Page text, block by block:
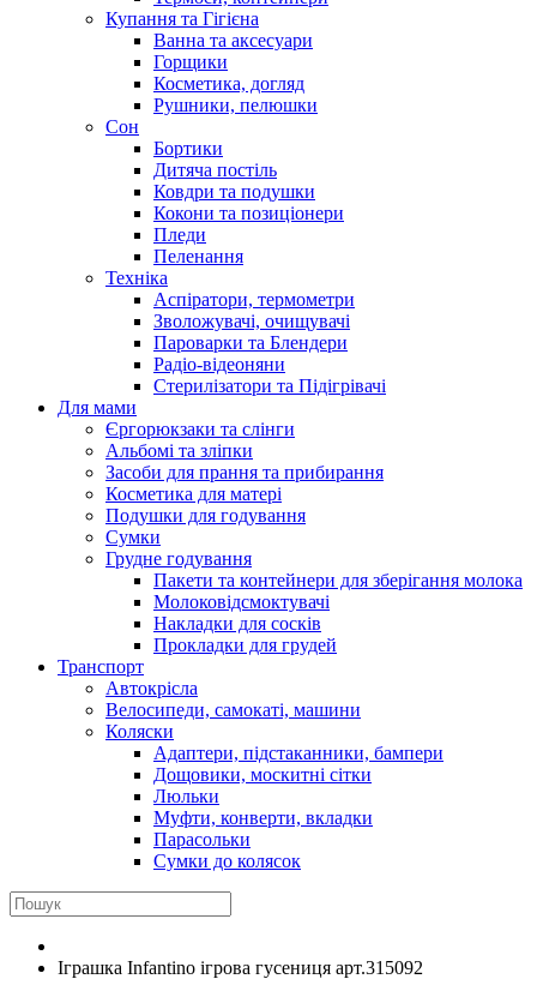
Купання та Гігієна
Ванна та аксесуари
Горщики
Косметика, догляд
Рушники, пелюшки
Сон
Бортики
Дитяча постіль
Ковдри та подушки
Кокони та позиціонери
Пледи
Пеленання
Техніка
Аспіратори, термометри
Зволожувачі, очищувачі
Пароварки та Блендери
Радіо-відеоняни
Стерилізатори та Підігрівачі
Для мами
Єргорюкзаки та слінги
Альбомі та зліпки
Засоби для прання та прибирання
Косметика для матері
Подушки для годування
Сумки
Грудне годування
Пакети та контейнери для зберігання молока
Молоковідсмоктувачі
Накладки для сосків
Прокладки для грудей
Транспорт
Автокрісла
Велосипеди, самокаті, машини
Коляски
Адаптери, підстаканники, бампери
Дощовики, москитні сітки
Люльки
Муфти, конверти, вкладки
Парасольки
Сумки до колясок
Іграшка Infantino ігрова гусениця арт.315092